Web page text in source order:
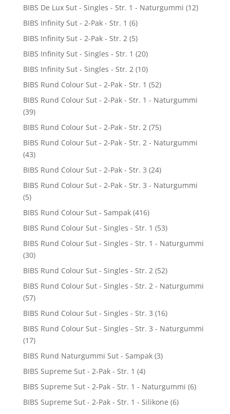
BIBS De Lux Sut - Singles - Str. 1 - Naturgummi (12)
BIBS Infinity Sut - 2-Pak - Str. 1 (6)
BIBS Infinity Sut - 2-Pak - Str. 2 (5)
BIBS Infinity Sut - Singles - Str. 1 (20)
BIBS Infinity Sut - Singles - Str. 2 (10)
BIBS Rund Colour Sut - 2-Pak - Str. 1 (52)
BIBS Rund Colour Sut - 2-Pak - Str. 1 - Naturgummi
(39)
BIBS Rund Colour Sut - 2-Pak - Str. 2 (75)
BIBS Rund Colour Sut - 2-Pak - Str. 2 - Naturgummi
(43)
BIBS Rund Colour Sut - 2-Pak - Str. 3 (24)
BIBS Rund Colour Sut - 2-Pak - Str. 3 - Naturgummi
(5)
BIBS Rund Colour Sut - Sampak (416)
BIBS Rund Colour Sut - Singles - Str. 1 (53)
BIBS Rund Colour Sut - Singles - Str. 1 - Naturgummi
(30)
BIBS Rund Colour Sut - Singles - Str. 2 (52)
BIBS Rund Colour Sut - Singles - Str. 2 - Naturgummi
(57)
BIBS Rund Colour Sut - Singles - Str. 3 (16)
BIBS Rund Colour Sut - Singles - Str. 3 - Naturgummi
(17)
BIBS Rund Naturgummi Sut - Sampak (3)
BIBS Supreme Sut - 2-Pak - Str. 1 (4)
BIBS Supreme Sut - 2-Pak - Str. 1 - Naturgummi (6)
BIBS Supreme Sut - 2-Pak - Str. 1 - Silikone (6)